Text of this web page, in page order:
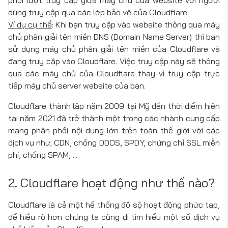
dùng truy cập qua các lớp bảo vệ của Cloudflare.
Ví dụ cụ thể: Khi bạn truy cập vào website thông qua máy
chủ phân giải tên miền DNS (Domain Name Server) thì bạn
sử dụng máy chủ phân giải tên miền của Cloudflare và
đang truy cập vào Cloudflare. Việc truy cập này sẽ thông
qua các máy chủ của Cloudflare thay vì truy cập trực
tiếp máy chủ server website của bạn.
Cloudflare thành lập năm 2009 tại Mỹ đến thời điểm hiện
tại năm 2021 đã trở thành một trong các nhành cung cấp
mạng phân phối nội dung lớn trên toàn thế giới với các
dịch vụ như; CDN, chống DDOS, SPDY, chứng chỉ SSL miễn
phí, chống SPAM, ...
2. Cloudflare hoạt động như thế nào?
Cloudflare là cả một hế thống đồ sộ hoạt động phức tạp,
để hiểu rõ hơn chúng ta cùng đi tìm hiểu một số dịch vụ